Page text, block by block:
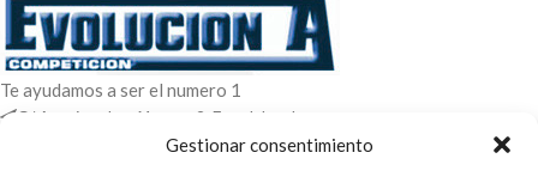
Gestionar consentimiento
Te ayudamos a ser el numero 1
C/ Arquimedes 61 nave 2. Fuenlabrada
WhatsApp +34 670604426